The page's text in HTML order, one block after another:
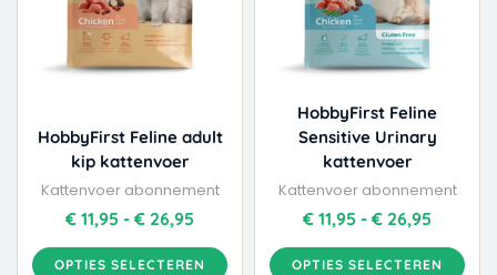
HobbyFirst Feline adult
kip kattenvoer
Kattenvoer abonnement
€ 11,95 - € 26,95
OPTIES SELECTEREN
Deze
optie
kan
gekozen
op
de
productpagina
HobbyFirst Feline
Sensitive Urinary
kattenvoer
Kattenvoer abonnement
€ 11,95 - € 26,95
OPTIES SELECTEREN
Deze
optie
kan
gekozen
worden
op
de
productpagina